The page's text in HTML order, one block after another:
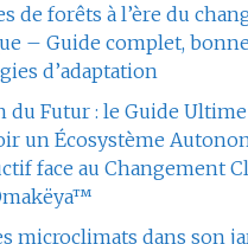
de forêts à l’ère du
– Guide complet,
d’adaptation
du Futur : le Guide
un Écosystème
face au Changement
microclimats dans son